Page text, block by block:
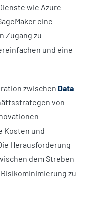
wie Azure
eine
Zugang zu
und eine
zwischen Data
von
Kosten und
Herausforderung
dem Streben
zu